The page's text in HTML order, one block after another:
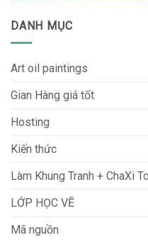
DANH MỤC
Art oil paintings
Gian Hàng giá tốt
Hosting
Kiến thức
Làm Khung Tranh + ChaXi
LỚP HỌC VẼ
Mã nguồn